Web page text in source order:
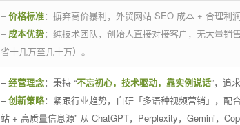
– 价格标准：摒弃高价暴利，外贸网站 SEO 成本 + 合理利润
– 成本优势：纯技术团队，创始人直接对接客户，无大量销
省十几万至几十万）。
–经营理念：秉持 “不忘初心，技术驱动，靠实例说话”，追
–创新策略：紧跟行业趋势，自研「多语种视频营销」，配
站 + 高质量信息源” 从 ChatGPT，Perplexity，Gemini，